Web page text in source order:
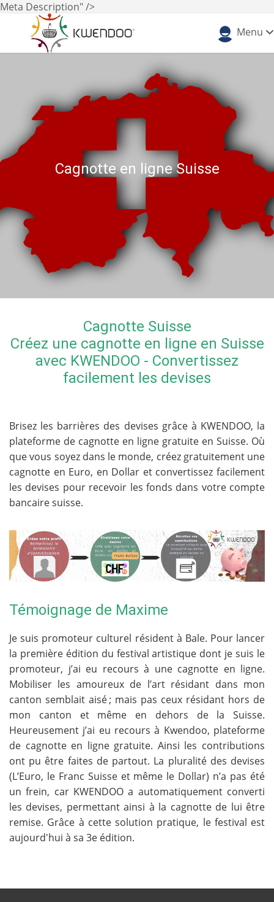
Meta Description" />
Menu
Cagnotte en ligne Suisse
Cagnotte Suisse
Créez une cagnotte en ligne en Suisse
avec KWENDOO - Convertissez
facilement les devises
Brisez les barrières des devises grâce à KWENDOO, la
plateforme de cagnotte en ligne gratuite en Suisse. Où
que vous soyez dans le monde, créez gratuitement une
cagnotte en Euro, en Dollar et convertissez facilement
les devises pour recevoir les fonds dans votre compte
bancaire suisse.
Témoignage de Maxime
Je suis promoteur culturel résident à Bale. Pour lancer
la première édition du festival artistique dont je suis le
promoteur, j’ai eu recours à une cagnotte en ligne.
Mobiliser les amoureux de l’art résidant dans mon
canton semblait aisé ; mais pas ceux résidant hors de
mon canton et même en dehors de la Suisse.
Heureusement j’ai eu recours à Kwendoo, plateforme
de cagnotte en ligne gratuite. Ainsi les contributions
ont pu être faites de partout. La pluralité des devises
(L’Euro, le Franc Suisse et même le Dollar) n’a pas été
un frein, car KWENDOO a automatiquement converti
les devises, permettant ainsi à la cagnotte de lui être
remise. Grâce à cette solution pratique, le festival est
aujourd'hui à sa 3e édition.